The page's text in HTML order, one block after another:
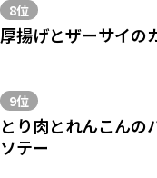
8位
厚揚げとザーサイの
9位
とり肉とれんこんの
ソテー